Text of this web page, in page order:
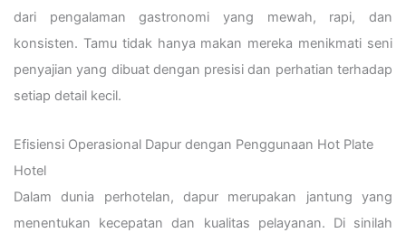
dari pengalaman gastronomi yang mewah, rapi, dan
konsisten. Tamu tidak hanya makan mereka menikmati seni
penyajian yang dibuat dengan presisi dan perhatian terhadap
setiap detail kecil.
Efisiensi Operasional Dapur dengan Penggunaan Hot Plate
Hotel
Dalam dunia perhotelan, dapur merupakan jantung yang
menentukan kecepatan dan kualitas pelayanan. Di sinilah